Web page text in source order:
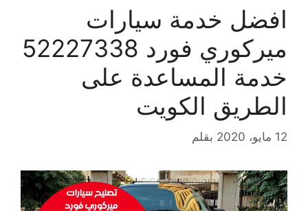
افضل خدمة سيارات
ميركوري فورد 52227338
خدمة المساعدة على
الطريق الكويت
12 مايو، 2020 بقلم